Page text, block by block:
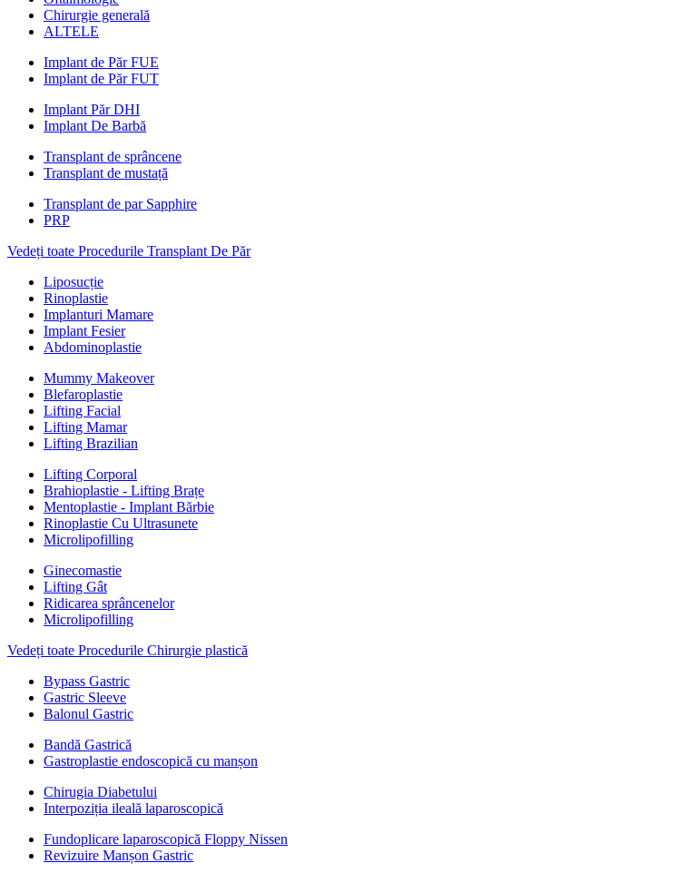
Chirurgie generală
ALTELE
Implant de Păr FUE
Implant de Păr FUT
Implant Păr DHI
Implant De Barbă
Transplant de sprâncene
Transplant de mustață
Transplant de par Sapphire
PRP
Vedeți toate Procedurile Transplant De Păr
Liposucție
Rinoplastie
Implanturi Mamare
Implant Fesier
Abdominoplastie
Mummy Makeover
Blefaroplastie
Lifting Facial
Lifting Mamar
Lifting Brazilian
Lifting Corporal
Brahioplastie - Lifting Brațe
Mentoplastie - Implant Bărbie
Rinoplastie Cu Ultrasunete
Microlipofilling
Ginecomastie
Lifting Gât
Ridicarea sprâncenelor
Microlipofilling
Vedeți toate Procedurile Chirurgie plastică
Bypass Gastric
Gastric Sleeve
Balonul Gastric
Bandă Gastrică
Gastroplastie endoscopică cu manșon
Chirugia Diabetului
Interpoziția ileală laparoscopică
Fundoplicare laparoscopică Floppy Nissen
Revizuire Manșon Gastric